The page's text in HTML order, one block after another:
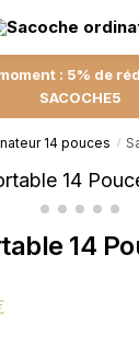
: 5% de
SACOCHE5
14 pouces /
14